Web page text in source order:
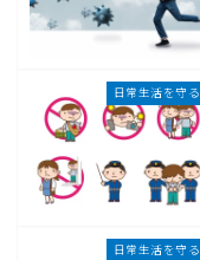
日常生活を守る
日常生活を守る